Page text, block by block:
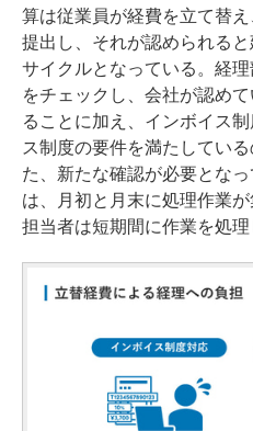
算は従業員が経費を立て替
提出し、それが認められる
サイクルとなっている。経
をチェックし、会社が認め
ることに加え、インボイス
ス制度の要件を満たしてい
た、新たな確認が必要とな
は、月初と月末に処理作業
担当者は短期間に作業を処理